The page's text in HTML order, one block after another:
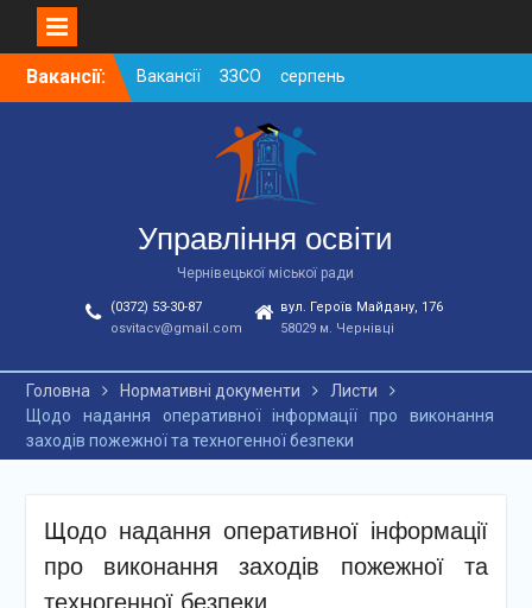
SkipВакансії:
Вакансії ЗЗСО серпень
2026
Вакансії ЗЗСО червень
Вакансії у ЗДО та
дошкільних підрозділах
ЗЗСО станом на
01.08.2026 р.
Управління освіти
Чернівецької міської ради
(0372) 53-30-87
osvitacv@gmail.com
вул. Героїв Майдану, 176
58029 м. Чернівці
Головна Нормативні документи
Листи
Щодо надання оперативної інформації про виконання
заходів пожежної та техногенної безпеки
Щодо надання оперативної інформації
про виконання заходів пожежної та
техногенної безпеки